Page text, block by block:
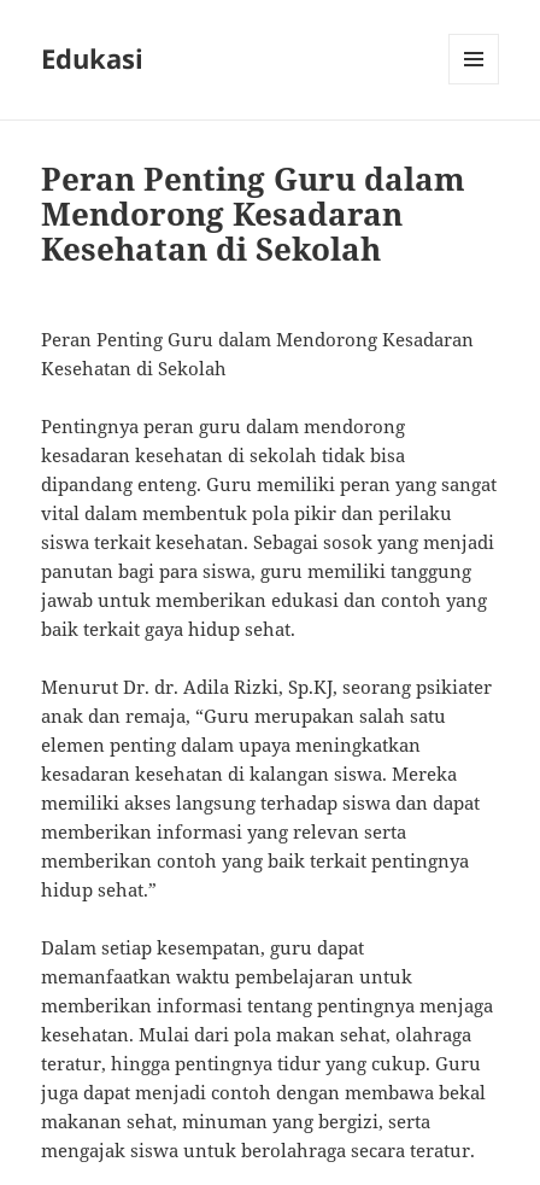
Edukasi
Peran Penting Guru dalam
Mendorong Kesadaran
Kesehatan di Sekolah
Peran Penting Guru dalam Mendorong Kesadaran
Kesehatan di Sekolah
Pentingnya peran guru dalam mendorong
kesadaran kesehatan di sekolah tidak bisa
dipandang enteng. Guru memiliki peran yang sangat
vital dalam membentuk pola pikir dan perilaku
siswa terkait kesehatan. Sebagai sosok yang menjadi
panutan bagi para siswa, guru memiliki tanggung
jawab untuk memberikan edukasi dan contoh yang
baik terkait gaya hidup sehat.
Menurut Dr. dr. Adila Rizki, Sp.KJ, seorang psikiater
anak dan remaja, “Guru merupakan salah satu
elemen penting dalam upaya meningkatkan
kesadaran kesehatan di kalangan siswa. Mereka
memiliki akses langsung terhadap siswa dan dapat
memberikan informasi yang relevan serta
memberikan contoh yang baik terkait pentingnya
hidup sehat.”
Dalam setiap kesempatan, guru dapat
memanfaatkan waktu pembelajaran untuk
memberikan informasi tentang pentingnya menjaga
kesehatan. Mulai dari pola makan sehat, olahraga
teratur, hingga pentingnya tidur yang cukup. Guru
juga dapat menjadi contoh dengan membawa bekal
makanan sehat, minuman yang bergizi, serta
mengajak siswa untuk berolahraga secara teratur.